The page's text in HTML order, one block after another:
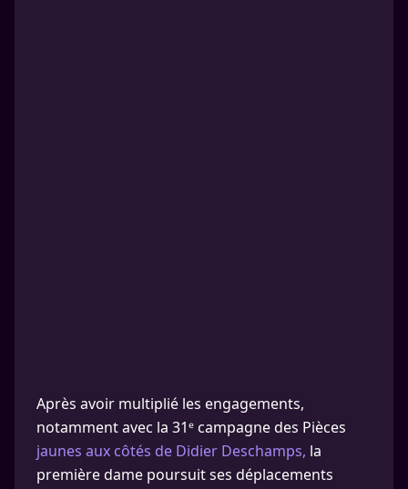
Après avoir multiplié les engagements,
notamment avec la 31ᵉ campagne des Pièces
jaunes aux côtés de Didier Deschamps, la
première dame poursuit ses déplacements